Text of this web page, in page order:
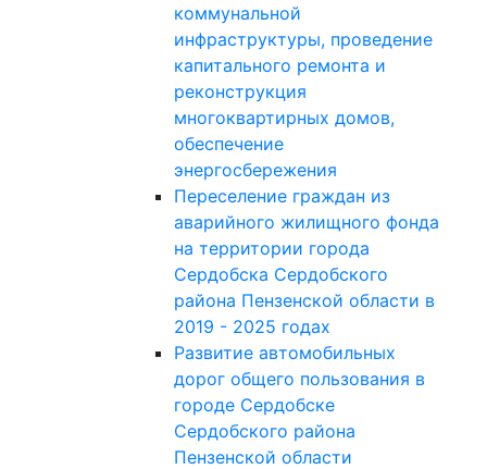
коммунальной
инфраструктуры, проведение
капитального ремонта и
реконструкция
многоквартирных домов,
обеспечение
энергосбережения
Переселение граждан из
аварийного жилищного фонда
на территории города
Сердобска Сердобского
района Пензенской области в
2019 - 2025 годах
Развитие автомобильных
дорог общего пользования в
городе Сердобске
Сердобского района
Пензенской области